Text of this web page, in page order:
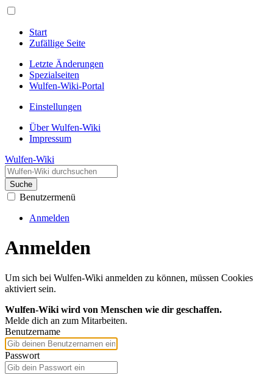
Start
Zufällige Seite
Letzte Änderungen
Spezialseiten
Wulfen-Wiki-Portal
Einstellungen
Über Wulfen-Wiki
Impressum
Wulfen-Wiki
Suche
Benutzermenü
Anmelden
Anmelden
Um sich bei Wulfen-Wiki anmelden zu können, müssen Cookies
aktiviert sein.
Wulfen-Wiki wird von Menschen wie dir geschaffen.
Melde dich an zum Mitarbeiten.
Benutzername
Passwort